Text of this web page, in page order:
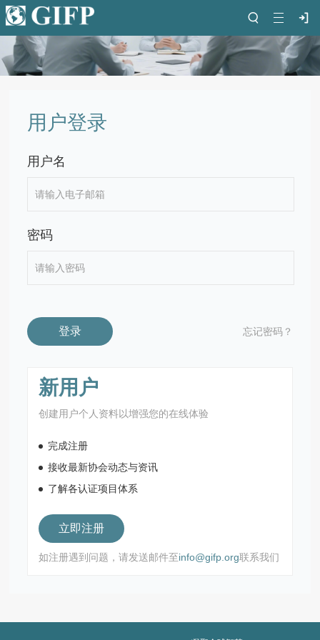
用户登录
用户名
密码
登录 忘记密码？
新用户
创建用户个人资料以增强您的在线体验
完成注册
接收最新协会动态与资讯
了解各认证项目体系
立即注册
如注册遇到问题，请发送邮件至info@gifp.org联系我们